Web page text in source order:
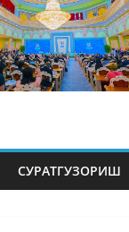
СУРАТГУЗОРИШ